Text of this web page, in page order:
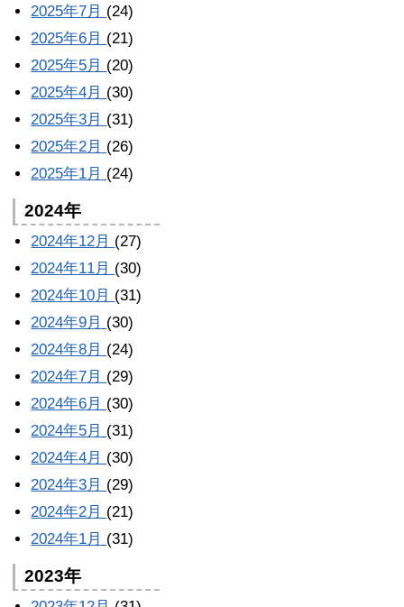
2025年7月 (24)
2025年6月 (21)
2025年5月 (20)
2025年4月 (30)
2025年3月 (31)
2025年2月 (26)
2025年1月 (24)
2024年
2024年12月 (27)
2024年11月 (30)
2024年10月 (31)
2024年9月 (30)
2024年8月 (24)
2024年7月 (29)
2024年6月 (30)
2024年5月 (31)
2024年4月 (30)
2024年3月 (29)
2024年2月 (21)
2024年1月 (31)
2023年